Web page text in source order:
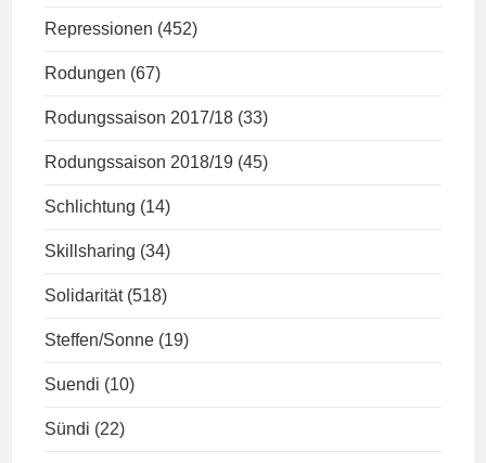
Repressionen (452)
Rodungen (67)
Rodungssaison 2017/18 (33)
Rodungssaison 2018/19 (45)
Schlichtung (14)
Skillsharing (34)
Solidarität (518)
Steffen/Sonne (19)
Suendi (10)
Sündi (22)